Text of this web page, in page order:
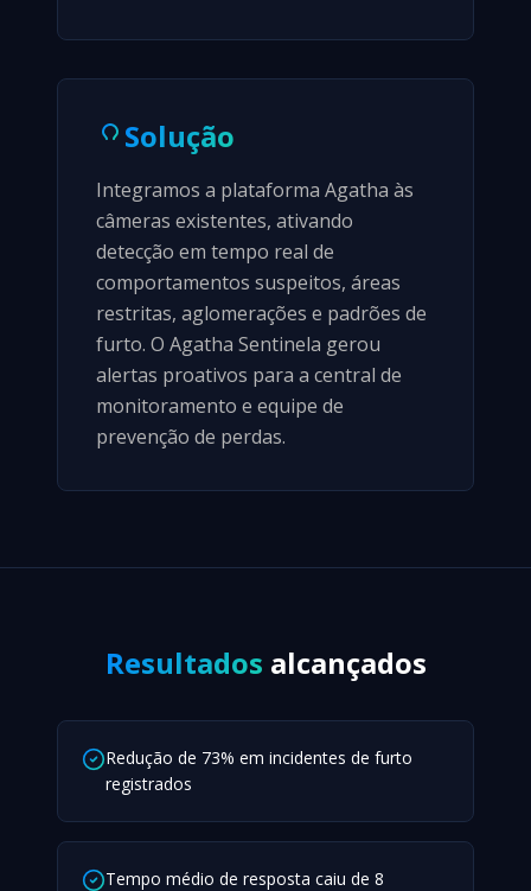
Solução
Integramos a plataforma Agatha às
câmeras existentes, ativando
detecção em tempo real de
comportamentos suspeitos, áreas
restritas, aglomerações e padrões de
furto. O Agatha Sentinela gerou
alertas proativos para a central de
monitoramento e equipe de
prevenção de perdas.
Resultados alcançados
Redução de 73% em incidentes de furto
registrados
Tempo médio de resposta caiu de 8